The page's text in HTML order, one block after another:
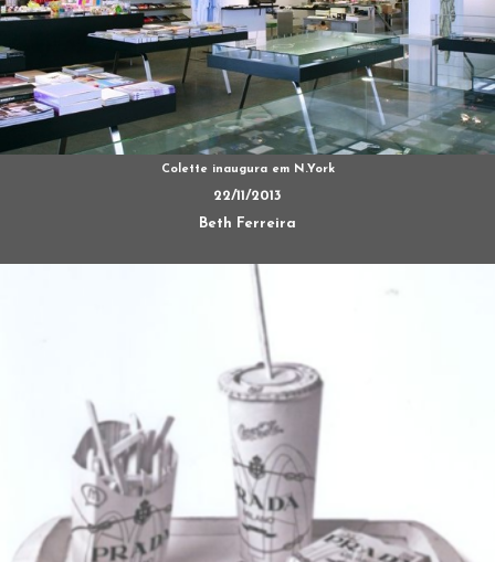
Colette inaugura em N.York
22/11/2013
Beth Ferreira